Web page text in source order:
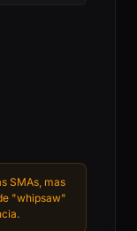
SMAs, mas
"whipsaw"